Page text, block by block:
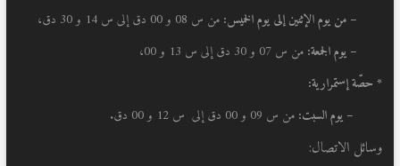
– من يوم الإثنين إلى يوم الخميس: من س 08 و 00 دق إلى س 14 و 30 دق،
– يوم الجمعة: من س 07 و 30 دق إلى س 13 و 00،
* حصّة إستمرارية:
– يوم السبت: من س 09 و 00 دق إلى س 12 و 00 دق.
وسائل الاتصال: